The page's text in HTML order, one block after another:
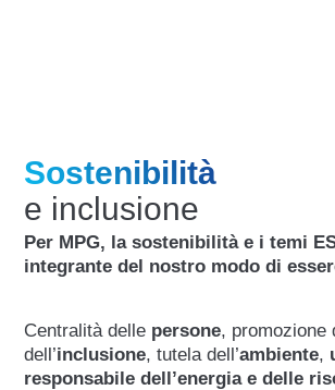
Sostenibilità
e inclusione
Per MPG, la sostenibilità e i temi
integrante del nostro modo di
Centralità delle persone, promozione
dell’inclusione, tutela dell’ambiente,
responsabile dell’energia e delle